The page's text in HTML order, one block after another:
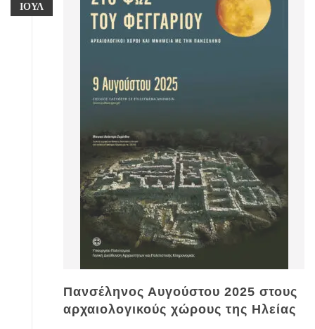
ΙΟΎΛ
Πανσέληνος Αυγούστου 2025 στους
αρχαιολογικούς χώρους της Ηλείας